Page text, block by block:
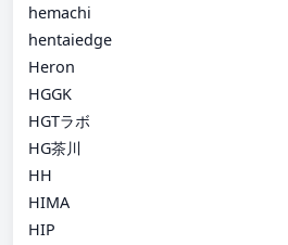
hemachi
hentaiedge
Heron
HGGK
HGTラボ
HG茶川
HH
HIMA
HIP